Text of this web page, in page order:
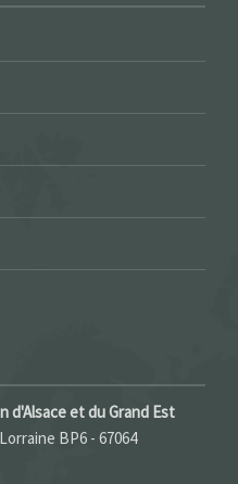
d'Alsace et du Grand Est
BP6 - 67064